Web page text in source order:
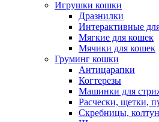
Игрушки кошки
Дразнилки
Интерактивные
Мягкие для кошек
Мячики для кошек
Груминг кошки
Антицарапки
Когтерезы
Машинки для
Расчески, щетки,
Скребницы,